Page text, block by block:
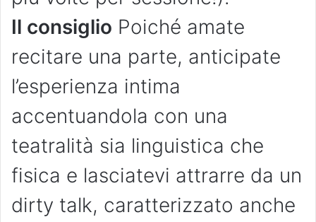
Il consiglio Poiché amate
recitare una parte, anticipate
l’esperienza intima
accentuandola con una
teatralità sia linguistica che
fisica e lasciatevi attrarre da un
dirty talk, caratterizzato anche